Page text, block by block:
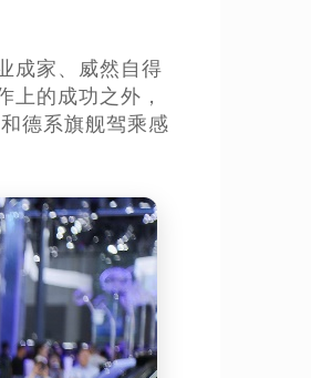
成家、威然自得
的成功之外，
德系旗舰驾乘感